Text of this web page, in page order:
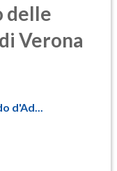
delle
Verona
d'Ad...